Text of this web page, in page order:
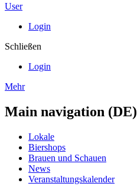
User
Login
Schließen
Login
Mehr
Main navigation (DE)
Lokale
Biershops
Brauen und Schauen
News
Veranstaltungskalender